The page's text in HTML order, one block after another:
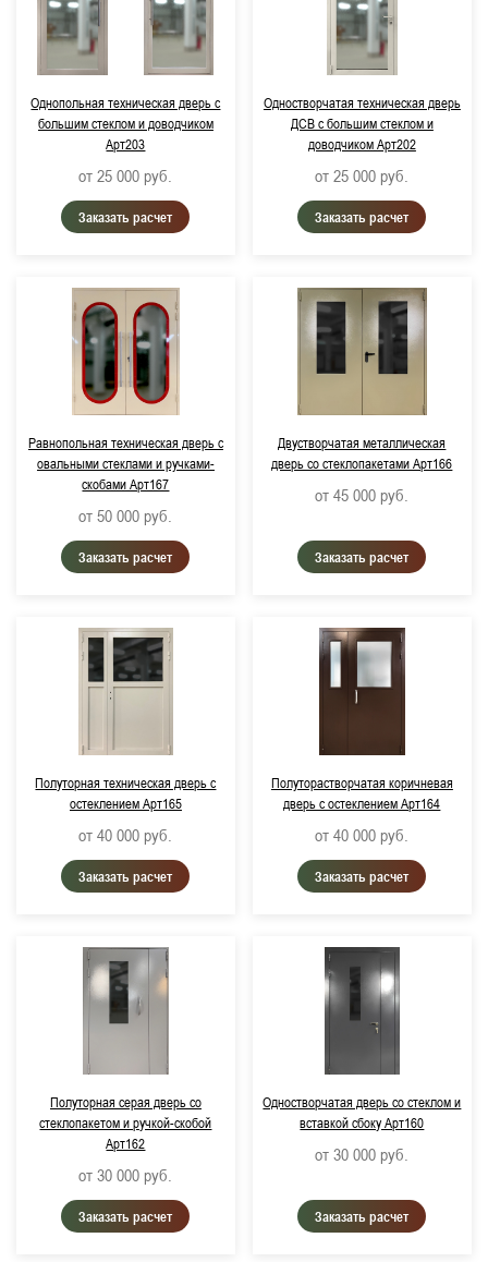
Однопольная техническая дверь с
большим стеклом и доводчиком
Арт203
от 25 000 руб.
Заказать расчет
Одностворчатая техническая дверь
ДСВ с большим стеклом и
доводчиком Арт202
от 25 000 руб.
Заказать расчет
Равнопольная техническая дверь с
овальными стеклами и ручками-
скобами Арт167
от 50 000 руб.
Заказать расчет
Двустворчатая металлическая
дверь со стеклопакетами Арт166
от 45 000 руб.
Заказать расчет
Полуторная техническая дверь с
остеклением Арт165
от 40 000 руб.
Заказать расчет
Полуторастворчатая коричневая
дверь с остеклением Арт164
от 40 000 руб.
Заказать расчет
Полуторная серая дверь со
стеклопакетом и ручкой-скобой
Арт162
от 30 000 руб.
Заказать расчет
Одностворчатая дверь со стеклом и
вставкой сбоку Арт160
от 30 000 руб.
Заказать расчет